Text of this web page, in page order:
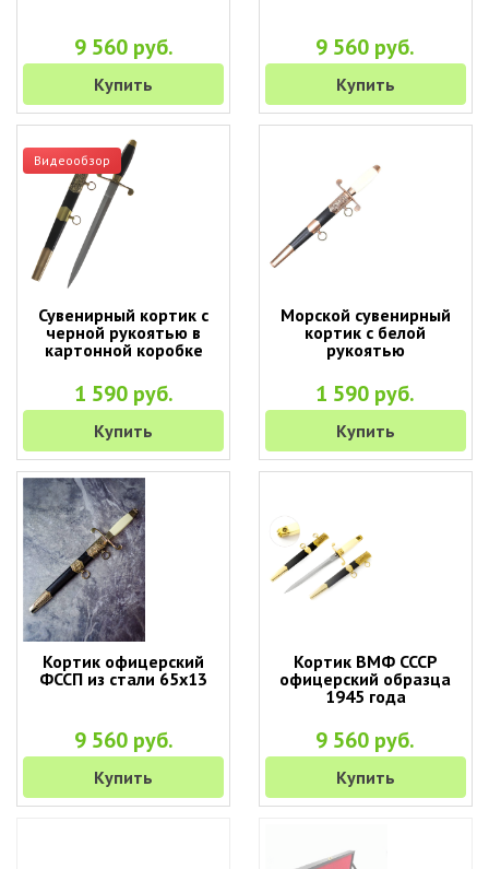
9 560 руб.
Купить
9 560 руб.
Купить
Видеообзор
Сувенирный кортик с
черной рукоятью в
картонной коробке
1 590 руб.
Купить
Морской сувенирный
кортик с белой
рукоятью
1 590 руб.
Купить
Кортик офицерский
ФССП из стали 65х13
9 560 руб.
Купить
Кортик ВМФ СССР
офицерский образца
1945 года
9 560 руб.
Купить